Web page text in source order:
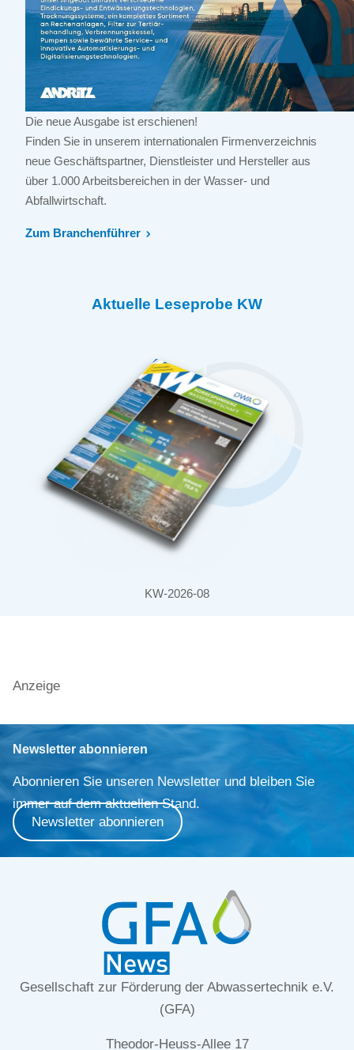
Die neue Ausgabe ist erschienen!
Finden Sie in unserem internationalen Firmenverzeichnis
neue Geschäftspartner, Dienstleister und Hersteller aus
über 1.000 Arbeitsbereichen in der Wasser- und
Abfallwirtschaft.
Zum Branchenführer
Aktuelle Leseprobe KW
KW-2026-08
Anzeige
Newsletter abonnieren
Abonnieren Sie unseren Newsletter und bleiben Sie
immer auf dem aktuellen Stand.
Newsletter abonnieren
Gesellschaft zur Förderung der Abwassertechnik e.V.
(GFA)
Theodor-Heuss-Allee 17